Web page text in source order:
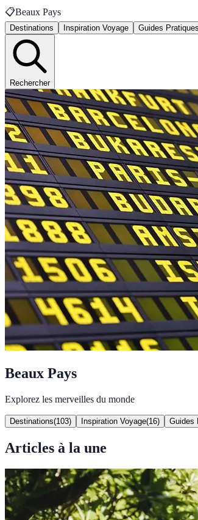
📋Beaux Pays
Destinations Inspiration Voyage Guides Pratiques
Rechercher
Beaux Pays
Explorez les merveilles du monde
Destinations(103) Inspiration Voyage(16) Guides
Articles à la une